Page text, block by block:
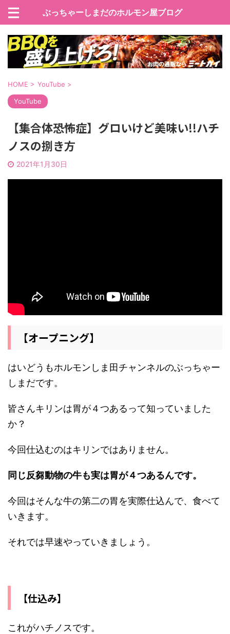
ぶっちゃーしまだのホルモン屋ブログ
HOME > YouTube >
YouTube
【集合体恐怖症】グロいけど美味い!!ハチ
ノスの捌き方
2021年1月30日
【オープニング】
はいどうもホルモンしま田チャンネルのぶっちゃー
しまだです。
皆さんキリンは胃が４つあるって知っていました
か？
今回仕込むのはキリンではありません。
同じ反芻動物の牛も実は胃が４つあるんです。
今回はそんな牛の第二の胃を実際仕込んで、食べて
いきます。
それでは早速やっていきましょう。
【仕込み】
これがハチノスです。